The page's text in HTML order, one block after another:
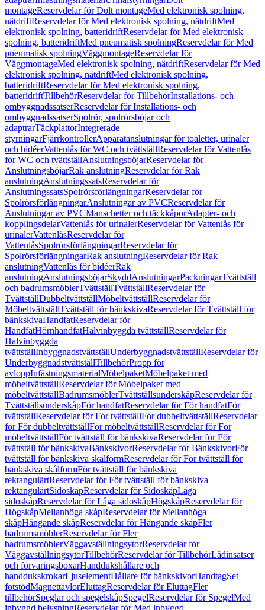
montageReservdelar för Dolt montageMed elektronisk spolning,
nätdriftReservdelar för Med elektronisk spolning, nätdriftMed
elektronisk spolning, batteridriftReservdelar för Med elektronisk
spolning, batteridriftMed pneumatisk spolningReservdelar för Med
pneumatisk spolningVäggmontageReservdelar för
VäggmontageMed elektronisk spolning, nätdriftReservdelar för Med
elektronisk spolning, nätdriftMed elektronisk spolning,
batteridriftReservdelar för Med elektronisk spolning,
batteridriftTillbehörReservdelar för TillbehörInstallations- och
ombyggnadssatserReservdelar för Installations- och
ombyggnadssatserSpolrör, spolrörsböjar och
adaptrarTäckplattorIntegrerade
styrningarFjärrkontrollerApparatanslutningar för toaletter, urinaler
och bidéerVattenlås för WC och tvättställReservdelar för Vattenlås
för WC och tvättställAnslutningsböjarReservdelar för
AnslutningsböjarRak anslutningReservdelar för Rak
anslutningAnslutningssatsReservdelar för
AnslutningssatsSpolrörsförlängningarReservdelar för
SpolrörsförlängningarAnslutningar av PVCReservdelar för
Anslutningar av PVCManschetter och täckkåporAdapter- och
kopplingsdelarVattenlås för urinalerReservdelar för Vattenlås för
urinalerVattenlåsReservdelar för
VattenlåsSpolrörsförlängningarReservdelar för
SpolrörsförlängningarRak anslutningReservdelar för Rak
anslutningVattenlås för bidéerRak
anslutningAnslutningsböjarSkyddAnslutningarPackningarTvättställ
och badrumsmöblerTvättställTvättställReservdelar för
TvättställDubbeltvättställMöbeltvättställReservdelar för
MöbeltvättställTvättställ för bänkskivaReservdelar för Tvättställ för
bänkskivaHandfatReservdelar för
HandfatHörnhandfatHalvinbyggda tvättställReservdelar för
Halvinbyggda
tvättställInbyggnadstvättställUnderbyggnadstvättställReservdelar för
UnderbyggnadstvättställTillbehörPropp för
avloppInfästningsmaterialMöbelpaketMöbelpaket med
möbeltvättställReservdelar för Möbelpaket med
möbeltvättställBadrumsmöblerTvättställsunderskåpReservdelar för
TvättställsunderskåpFör handfatReservdelar för För handfatFör
tvättställReservdelar för För tvättställFör dubbeltvättställReservdelar
för För dubbeltvättställFör möbeltvättställReservdelar för För
möbeltvättställFör tvättställ för bänkskivaReservdelar för För
tvättställ för bänkskivaBänkskivorReservdelar för BänkskivorFör
tvättställ för bänkskiva skålformReservdelar för För tvättställ för
bänkskiva skålformFör tvättställ för bänkskiva
rektangulärtReservdelar för För tvättställ för bänkskiva
rektangulärtSidoskåpReservdelar för SidoskåpLåga
sidoskåpReservdelar för Låga sidoskåpHögskåpReservdelar för
HögskåpMellanhöga skåpReservdelar för Mellanhöga
skåpHängande skåpReservdelar för Hängande skåpFler
badrumsmöblerReservdelar för Fler
badrumsmöblerVäggavställningsytorReservdelar för
VäggavställningsytorTillbehörReservdelar för TillbehörLådinsatser
och förvaringsboxarHanddukshållare och
handdukskrokarLjuselementHållare för bänkskivorHandtagSet
fotstödMagnettavlorEluttagReservdelar för EluttagFler
tillbehörSpeglar och spegelskåpSpegelReservdelar för SpegelMed
inbyggd belysningReservdelar för Med inbyggd